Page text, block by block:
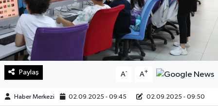
Paylaş A- A+
Haber Merkezi 02.09.2025 - 09:45 02.09.2025 - 09:50
Teknoloji
Yaşam